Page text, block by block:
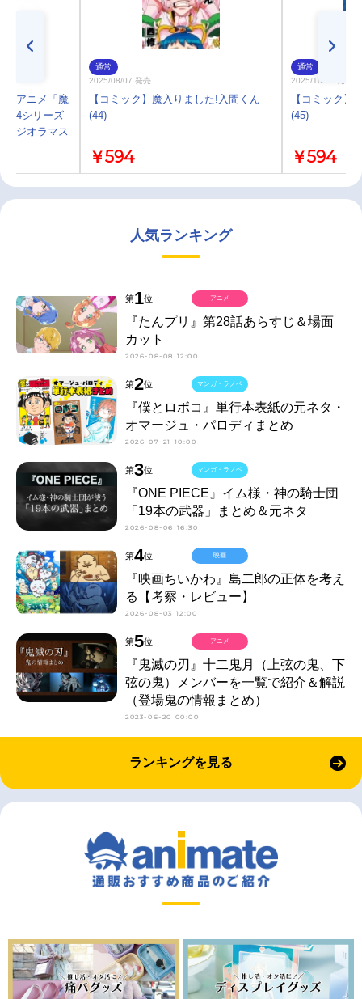
】アニメ「魔
第4シリーズ
ルジオラマス
通常
2025/08/07 発売
【コミック】魔入りました!入間くん
(44)
￥594
通常
2025/10/08 発売
【コミック】
(45)
￥594
人気ランキング
第1位
『たんプリ』第28話あらすじ＆場面
カット
2026-08-08 12:00
アニメ
第2位
『僕とロボコ』単行本表紙の元ネタ・
オマージュ・パロディまとめ
2026-07-21 10:00
マンガ・ラノベ
第3位
『ONE PIECE』イム様・神の騎士団
「19本の武器」まとめ＆元ネタ
2026-08-06 16:30
マンガ・ラノベ
第4位
『映画ちいかわ』島二郎の正体を考え
る【考察・レビュー】
2026-08-03 12:00
映画
第5位
『鬼滅の刃』十二鬼月（上弦の鬼、下
弦の鬼）メンバーを一覧で紹介＆解説
（登場鬼の情報まとめ）
2023-06-20 00:00
アニメ
ランキングを見る